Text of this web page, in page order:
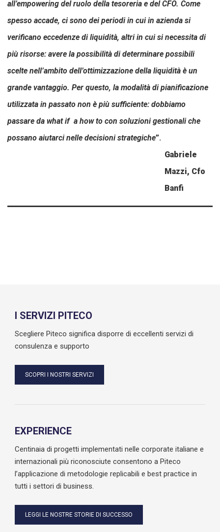
all’empowering del ruolo della tesoreria e del CFO. Come
spesso accade, ci sono dei periodi in cui in azienda si
verificano eccedenze di liquidità, altri in cui si necessita di
più risorse: avere la possibilità di determinare possibili
scelte nell’ambito dell’ottimizzazione della liquidità è un
grande vantaggio. Per questo, la modalità di pianificazione
utilizzata in passato non è più sufficiente: dobbiamo
passare da what if a how to con soluzioni gestionali che
possano aiutarci nelle decisioni strategiche”.
Gabriele
Mazzi, Cfo
Banfi
I SERVIZI PITECO
Scegliere Piteco significa disporre di eccellenti servizi di
consulenza e supporto
SCOPRI I NOSTRI SERVIZI
EXPERIENCE
Centinaia di progetti implementati nelle corporate italiane e
internazionali più riconosciute consentono a Piteco
l’applicazione di metodologie replicabili e best practice in
tutti i settori di business.
LEGGI LE NOSTRE STORIE DI SUCCESSO